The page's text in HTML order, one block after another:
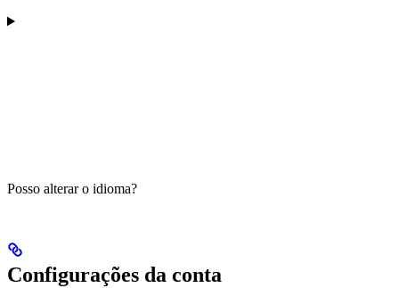
Posso alterar o idioma?
Configurações da conta